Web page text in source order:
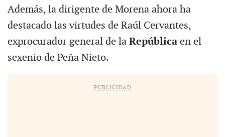
Además, la dirigente de Morena ahora ha
destacado las virtudes de Raúl Cervantes,
exprocurador general de la República en el
sexenio de Peña Nieto.
PUBLICIDAD